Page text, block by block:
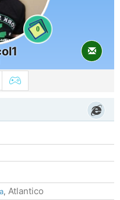
0
, Atlantico